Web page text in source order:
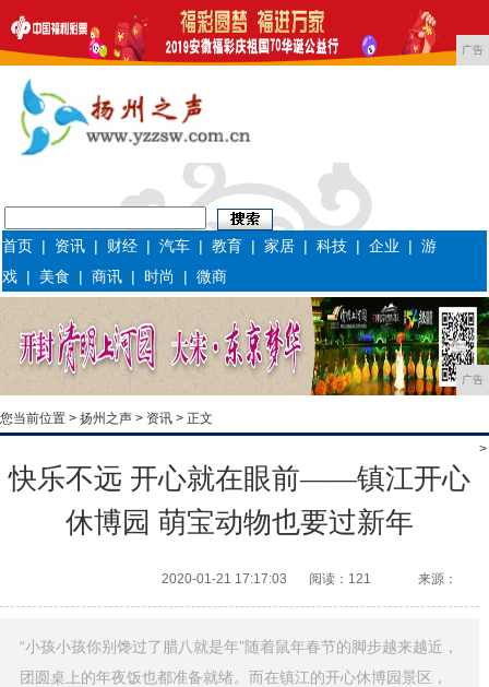
广告
首页 | 资讯 | 财经 |汽车 |教育 |家居 |科技 |企业 |游
戏 | 美食 |商讯 | 时尚 |微商
广告
您当前位置 > 扬州之声 > 资讯 > 正文
>
快乐不远 开心就在眼前——镇江开心
休博园 萌宝动物也要过新年
2020-01-21 17:17:03 阅读：121 来源：
“小孩小孩你别馋过了腊八就是年”随着鼠年春节的脚步越来越近，
团圆桌上的年夜饭也都准备就绪。而在镇江的开心休博园景区，